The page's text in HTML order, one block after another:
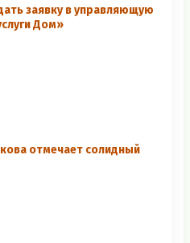
заявку в управляющую
Дом»
отмечает солидный